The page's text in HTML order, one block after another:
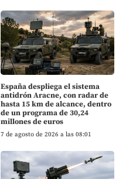
España despliega el sistema
antidrón Aracne, con radar de
hasta 15 km de alcance, dentro
de un programa de 30,24
millones de euros
7 de agosto de 2026 a las 08:01